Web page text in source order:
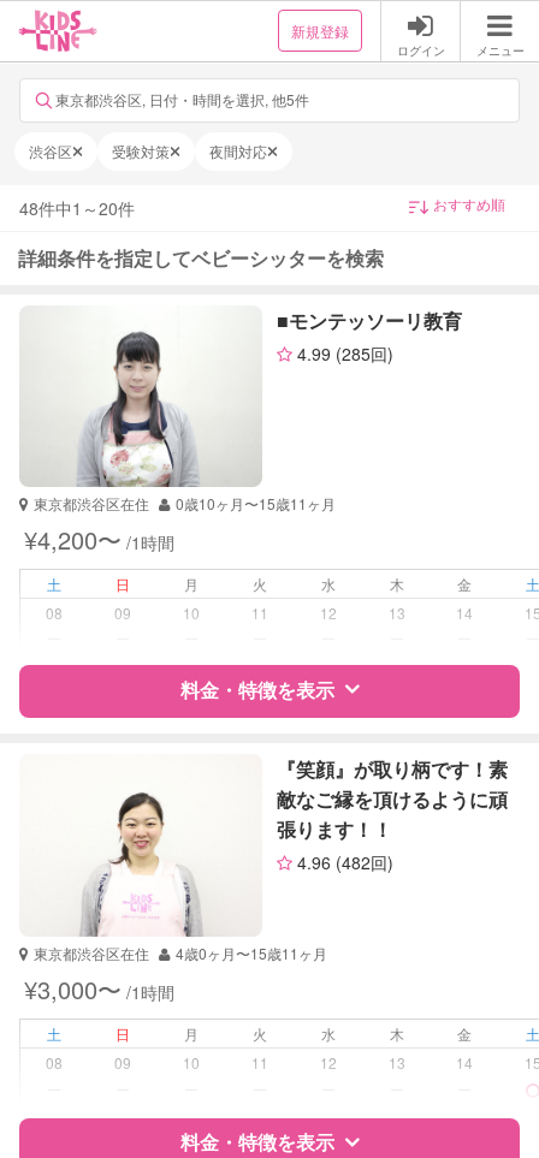
新規登録
ログイン メニュー
東京都渋谷区, 日付・時間を選択, 他5件
渋谷区 受験対策 夜間対応
48件中1 ～20件
詳細条件を指定してベビーシッターを検索
■モンテッソーリ教育
4.99 (285回)
東京都渋谷区在住 0歳10ヶ月〜15歳11ヶ月
¥4,200〜 /1時間
土 日 月 火 水 木 金
08
09 10 11 12 13 14
料金・特徴を表示
サポートの特徴
学校/塾の補習・宿題 小学生
『笑顔』が取り柄です！素
敵なご縁を頂けるように頑
張ります！！
4.96 (482回)
東京都渋谷区在住 4歳0ヶ月〜15歳11ヶ月
¥3,000〜 /1時間
土 日 月 火 水 木 金
08
09 10 11 12 13 14
料金・特徴を表示